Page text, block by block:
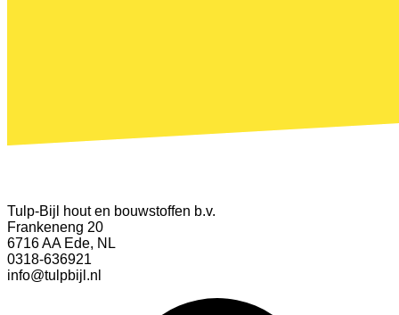
Tulp-Bijl hout en bouwstoffen b.v.
Frankeneng 20
6716 AA Ede, NL
0318-636921
info@tulpbijl.nl